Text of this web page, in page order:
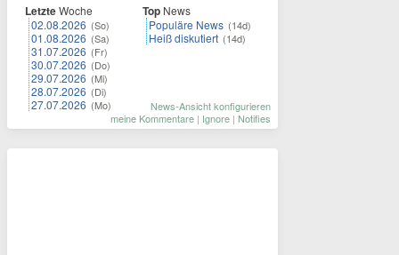
LetzteWoche
02.08.2026 (So)
01.08.2026 (Sa)
31.07.2026 (Fr)
30.07.2026 (Do)
29.07.2026 (Mi)
28.07.2026 (Di)
27.07.2026 (Mo)
Top News
Populäre News (14d)
Heiß diskutiert (14d)
News-Ansicht konfigurieren
meine Kommentare | Ignore | Notifies